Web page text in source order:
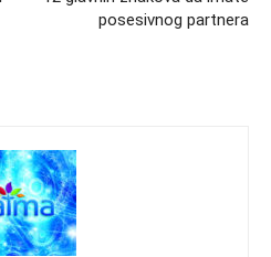
posesivnog partnera